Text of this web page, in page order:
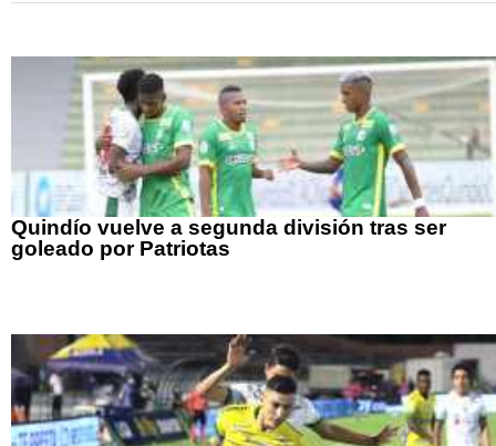
Quindío vuelve a segunda división tras ser
goleado por Patriotas